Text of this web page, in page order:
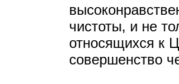
чистоты, и не
относящихся к
совершенство